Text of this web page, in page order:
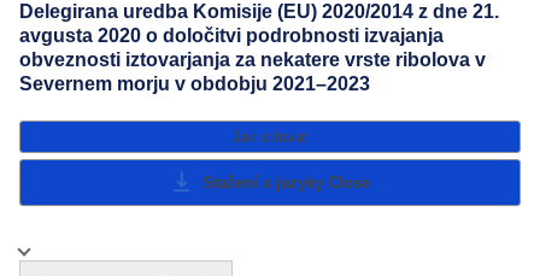
Delegirana uredba Komisije (EU) 2020/2014 z dne 21.
avgusta 2020 o določitvi podrobnosti izvajanja
obveznosti iztovarjanja za nekatere vrste ribolova v
Severnem morju v obdobju 2021–2023
Jak citovat
Stažení a jazyky Close